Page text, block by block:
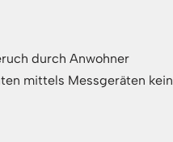
durch Anwohner
mittels Messgeräten kein